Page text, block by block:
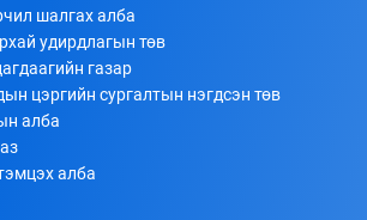
шалгах алба
удирдлагын төв
газар
цэргийн сургалтын нэгдсэн төв
алба
алба